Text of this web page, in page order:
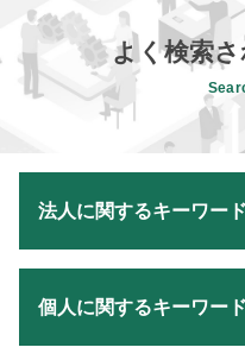
よく検索
法人に関するキーワード
会社設立 届出
個人に関するキーワード